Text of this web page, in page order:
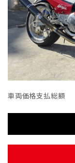
車両価格支払総額